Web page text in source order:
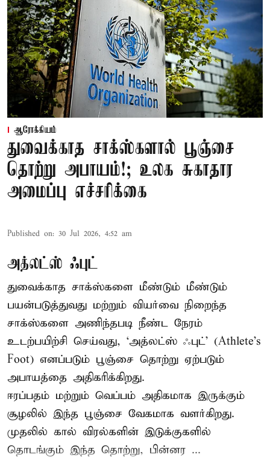
ஆரோக்கியம்
துவைக்காத சாக்ஸ்களால் பூஞ்சை
தொற்று அபாயம்!; உலக சுகாதார
அமைப்பு எச்சரிக்கை
Published on: 30 Jul 2026, 4:52 am
அத்லட்ஸ் ஃபுட்
துவைக்காத சாக்ஸ்களை மீண்டும் மீண்டும்
பயன்படுத்துவது மற்றும் வியர்வை நிறைந்த
சாக்ஸ்களை அணிந்தபடி நீண்ட நேரம்
உடற்பயிற்சி செய்வது, ‘அத்லட்ஸ் ஃபுட்’ (Athlete's
Foot) எனப்படும் பூஞ்சை தொற்று ஏற்படும்
அபாயத்தை அதிகரிக்கிறது.
ஈரப்பதம் மற்றும் வெப்பம் அதிகமாக இருக்கும்
சூழலில் இந்த பூஞ்சை வேகமாக வளர்கிறது.
முதலில் கால் விரல்களின் இடுக்குகளில்
தொடங்கும் இந்த தொற்று, பின்னர ...